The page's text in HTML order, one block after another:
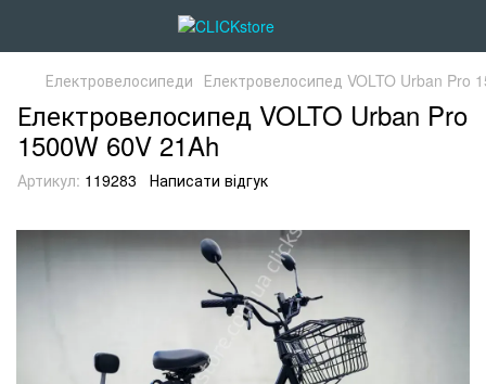
Електровелосипеди Електровелосипед VOLTO Urban Pro
Електровелосипед VOLTO Urban Pro
1500W 60V 21Ah
Артикул: 119283 Написати відгук